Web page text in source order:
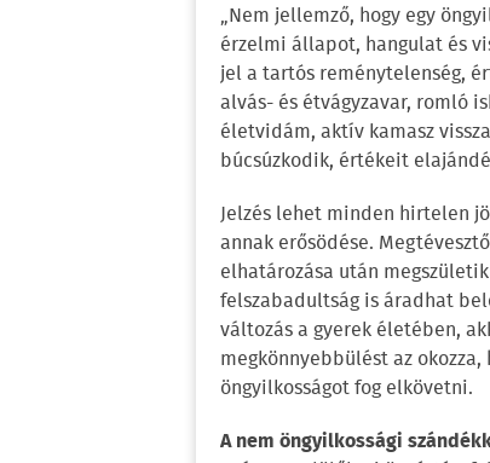
„Nem jellemző, hogy egy
érzelmi állapot, hangulat és
jel a tartós reménytelenség,
alvás- és étvágyzavar, romló
életvidám, aktív kamasz
búcsúzkodik, értékeit
Jelzés lehet minden hirtelen
annak erősödése.
elhatározása után
felszabadultság is áradhat
változás a gyerek életében,
megkönnyebbülést az
öngyilkosságot fog elkövetni.
A nem öngyilkossági